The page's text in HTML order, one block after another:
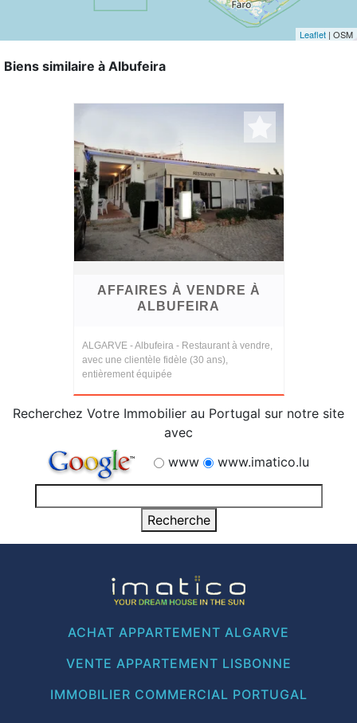
Leaflet | OSM
Biens similaire à Albufeira
AFFAIRES À VENDRE À
ALBUFEIRA
ALGARVE - Albufeira - Restaurant à vendre,
avec une clientèle fidèle (30 ans),
entièrement équipée
Recherchez Votre Immobilier au Portugal sur notre site
avec
www
www.imatico.lu
ACHAT APPARTEMENT ALGARVE
VENTE APPARTEMENT LISBONNE
IMMOBILIER COMMERCIAL PORTUGAL